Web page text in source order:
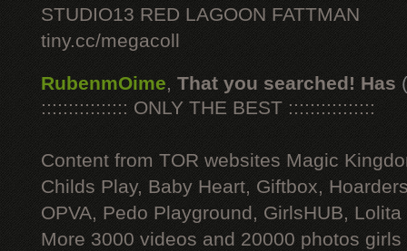
STUDIO13 RED LAGOON FATTMAN
tiny.cc/megacoll
RubenmOime, That you searched! Has
:::::::::::::::: ONLY THE BEST ::::::::::::::::
Content from TOR websites Magic
Childs Play, Baby Heart, Giftbox,
OPVA, Pedo Playground, GirlsHUB, Lolita
More 3000 videos and 20000 photos